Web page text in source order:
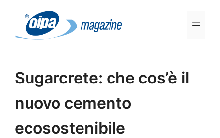
contenuto
Sugarcrete: che cos’è il
nuovo cemento
ecosostenibile